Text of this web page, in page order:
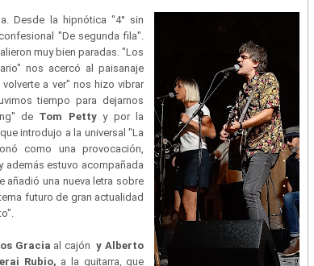
Desde la hipnótica "4° sin
"De segunda fila".
muy bien paradas. "Los
nos acercó al paisanaje
a ver" nos hizo vibrar
tiempo para dejarnos
de Tom Pettyy por la
introdujo a la universal "La
como una provocación,
además estuvo acompañada
añadió una nueva letra sobre
futuro de gran actualidad
Gracia al cajón y Alberto
Rubio, a la guitarra, que